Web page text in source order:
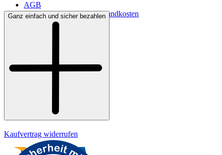
AGB
Lieferbedingungen & Versandkosten
Bezahlung
Ganz einfach und sicher bezahlen
Kaufvertrag widerrufen